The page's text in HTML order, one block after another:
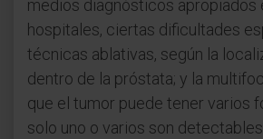
medios diagnósticos apropiados
hospitales, ciertas dificultades
técnicas ablativas, según la
dentro de la próstata; y la
que el tumor puede tener varios
solo uno o varios son